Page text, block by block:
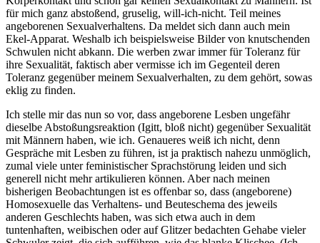
für mich ganz abstoßend, gruselig, will-ich-nicht. Teil meines
angeborenen Sexualverhaltens. Da meldet sich dann auch mein
Ekel-Apparat. Weshalb ich beispielsweise Bilder von knutschenden
Schwulen nicht abkann. Die werben zwar immer für Toleranz für
ihre Sexualität, faktisch aber vermisse ich im Gegenteil deren
Toleranz gegenüber meinem Sexualverhalten, zu dem gehört, sowas
eklig zu finden.
Ich stelle mir das nun so vor, dass angeborene Lesben ungefähr
dieselbe Abstoßungsreaktion (Igitt, bloß nicht) gegenüber Sexualität
mit Männern haben, wie ich. Genaueres weiß ich nicht, denn
Gespräche mit Lesben zu führen, ist ja praktisch nahezu unmöglich,
zumal viele unter feministischer Sprachstörung leiden und sich
generell nicht mehr artikulieren können. Aber nach meinen
bisherigen Beobachtungen ist es offenbar so, dass (angeborene)
Homosexuelle das Verhaltens- und Beuteschema des jeweils
anderen Geschlechts haben, was sich etwa auch in dem
tuntenhaften, weibischen oder auf Glitzer bedachten Gehabe vieler